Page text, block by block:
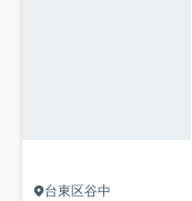
台東区谷中